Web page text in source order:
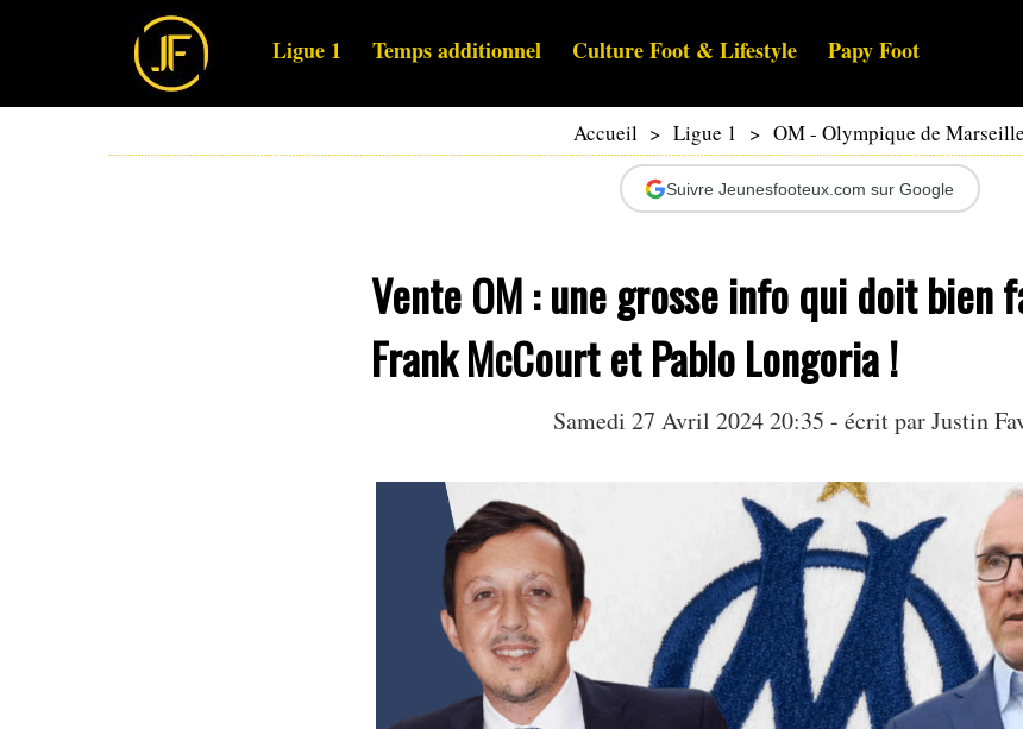
Ligue 1 Temps additionnel Culture Foot & Lifestyle Papy Foot
Accueil > Ligue 1 > OM - Olympique de Marseille
Suivre Jeunesfooteux.com sur Google
Vente OM : une grosse info qui doit bien
Frank McCourt et Pablo Longoria !
Samedi 27 Avril 2024 20:35 - écrit parJustin